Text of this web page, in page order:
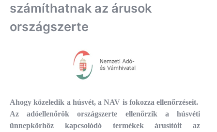
számíthatnak az árusok
országszerte
Ahogy közeledik a húsvét, a NAV is fokozza ellenőrzéseit.
Az adóellenőrök országszerte ellenőrzik a húsvéti
ünnepkörhöz kapcsolódó termékek árusítóit az